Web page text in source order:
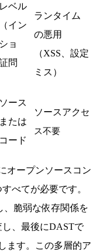
ベル
イン
ョ
問
ランタイム
の悪用
（XSS、設定
ミス）
ース
たは
ード
ソースアクセ
ス不要
オープンソースコン
べてが必要です。
、脆弱な依存関係を
、最後にDASTで
ます。この多層的ア